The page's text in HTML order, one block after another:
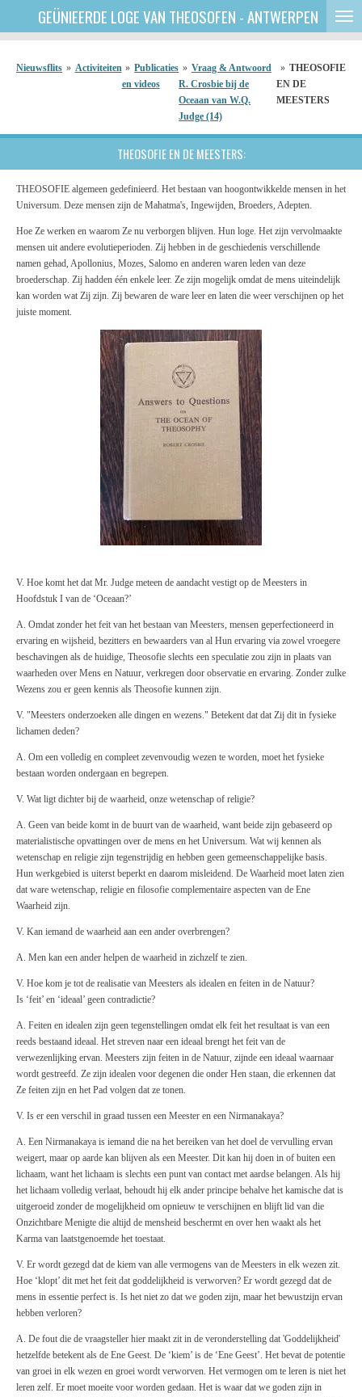
direct
de
GEÜNIEERDE LOGE VAN THEOSOFEN - ANTWERPEN
Nieuwsflits » Activiteiten » Publicaties
en videos
» Vraag & Antwoord
R. Crosbie bij de
Oceaan van W.Q.
Judge (14)
» THEOSOFIE
EN DE
MEESTERS
THEOSOFIE EN DE MEESTERS:
THEOSOFIE algemeen gedefinieerd. Het bestaan van hoogontwikkelde mensen in het
Universum. Deze mensen zijn de Mahatma's, Ingewijden, Broeders, Adepten.
Hoe Ze werken en waarom Ze nu verborgen blijven. Hun loge. Het zijn vervolmaakte
mensen uit andere evolutieperioden. Zij hebben in de geschiedenis verschillende
namen gehad, Apollonius, Mozes, Salomo en anderen waren leden van deze
broederschap. Zij hadden één enkele leer. Ze zijn mogelijk omdat de mens uiteindelijk
kan worden wat Zij zijn. Zij bewaren de ware leer en laten die weer verschijnen op het
juiste moment.
V. Hoe komt het dat Mr. Judge meteen de aandacht vestigt op de Meesters in
Hoofdstuk I van de ‘Oceaan?’
A. Omdat zonder het feit van het bestaan van Meesters, mensen geperfectioneerd in
ervaring en wijsheid, bezitters en bewaarders van al Hun ervaring via zowel vroegere
beschavingen als de huidige, Theosofie slechts een speculatie zou zijn in plaats van
waarheden over Mens en Natuur, verkregen door observatie en ervaring. Zonder zulke
Wezens zou er geen kennis als Theosofie kunnen zijn.
V. "Meesters onderzoeken alle dingen en wezens." Betekent dat dat Zij dit in fysieke
lichamen deden?
A. Om een volledig en compleet zevenvoudig wezen te worden, moet het fysieke
bestaan worden ondergaan en begrepen.
V. Wat ligt dichter bij de waarheid, onze wetenschap of religie?
A. Geen van beide komt in de buurt van de waarheid, want beide zijn gebaseerd op
materialistische opvattingen over de mens en het Universum. Wat wij kennen als
wetenschap en religie zijn tegenstrijdig en hebben geen gemeenschappelijke basis.
Hun werkgebied is uiterst beperkt en daarom misleidend. De Waarheid moet laten zien
dat ware wetenschap, religie en filosofie complementaire aspecten van de Ene
Waarheid zijn.
V. Kan iemand de waarheid aan een ander overbrengen?
A. Men kan een ander helpen de waarheid in zichzelf te zien.
V. Hoe kom je tot de realisatie van Meesters als idealen en feiten in de Natuur?
Is ‘feit’ en ‘ideaal’ geen contradictie?
A. Feiten en idealen zijn geen tegenstellingen omdat elk feit het resultaat is van een
reeds bestaand ideaal. Het streven naar een ideaal brengt het feit van de
verwezenlijking ervan. Meesters zijn feiten in de Natuur, zijnde een ideaal waarnaar
wordt gestreefd. Ze zijn idealen voor degenen die onder Hen staan, die erkennen dat
Ze feiten zijn en het Pad volgen dat ze tonen.
V. Is er een verschil in graad tussen een Meester en een Nirmanakaya?
A. Een Nirmanakaya is iemand die na het bereiken van het doel de vervulling ervan
weigert, maar op aarde kan blijven als een Meester. Dit kan hij doen in of buiten een
lichaam, want het lichaam is slechts een punt van contact met aardse belangen. Als hij
het lichaam volledig verlaat, behoudt hij elk ander principe behalve het kamische dat is
uitgeroeid zonder de mogelijkheid om opnieuw te verschijnen en blijft lid van die
Onzichtbare Menigte die altijd de mensheid beschermt en over hen waakt als het
Karma van laatstgenoemde het toestaat.
V. Er wordt gezegd dat de kiem van alle vermogens van de Meesters in elk wezen zit.
Hoe ‘klopt’ dit met het feit dat goddelijkheid is verworven? Er wordt gezegd dat de
mens in essentie perfect is. Is het niet zo dat we goden zijn, maar het bewustzijn ervan
hebben verloren?
A. De fout die de vraagsteller hier maakt zit in de veronderstelling dat 'Goddelijkheid'
hetzelfde betekent als de Ene Geest. De ‘kiem’ is de ‘Ene Geest’. Het bevat de potentie
van groei in elk wezen en groei wordt verworven. Het vermogen om te leren is niet het
leren zelf. Er moet moeite voor worden gedaan. Het is waar dat we goden zijn in